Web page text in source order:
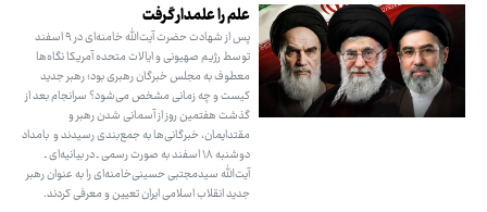
علم را علمدار گرفت
پس از شهادت حضرت آیت‌الله خامنه‌ای در ۹ اسفند
توسط رژیم صهیونی و ایالات متحده آمریکا نگاه‌ها
معطوف به مجلس خبرگان رهبری بود؛ رهبر جدید
کیست و چه زمانی مشخص می‌شود؟ سرانجام بعد از
گذشت هفتمین روز از آسمانی شدن رهبر و
مقتدایمان، خبرگانی‌ها به جمع‌بندی رسیدند و بامداد
دوشنبه ۱۸ اسفند به صورت رسمی ـ در بیانیه‌ای ـ
آیت‌الله سیدمجتبی حسینی‌خامنه‌ای را به عنوان رهبر
جدید انقلاب اسلامی ایران تعیین و معرفی کردند.